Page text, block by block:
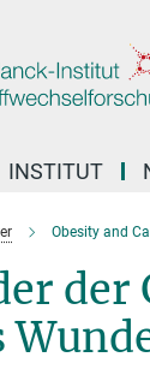
INSTITUT
Obesity and
der